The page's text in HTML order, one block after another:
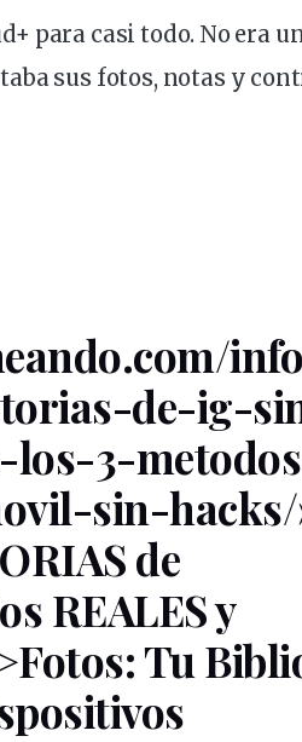
para casi todo. No era
sus fotos, notas y
de-ig-
-los-3-
sin-
de
REALES y
Tu